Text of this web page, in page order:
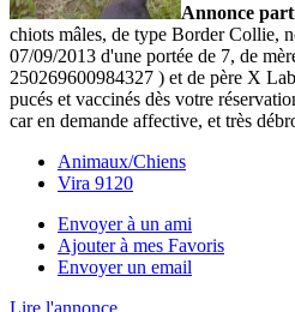
Annonce
chiots mâles, de type Border Collie,
07/09/2013 d'une portée de 7, de
250269600984327 ) et de père X
pucés et vaccinés dès votre
car en demande affective, et très
Animaux/Chiens
Vira 9120
Envoyer à un ami
Ajouter à mes Favoris
Envoyer un email
Lire l'annonce